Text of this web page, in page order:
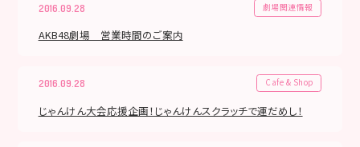
2016.09.28 劇場関連情報
AKB48劇場 営業時間のご案内
2016.09.28 Cafe & Shop
じゃんけん大会応援企画！じゃんけんスクラッチで運だめし！